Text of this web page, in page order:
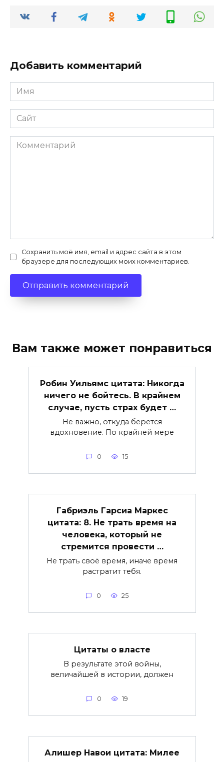
Добавить комментарий
Имя
*
Сайт
Комментарий
Сохранить моё имя, email и адрес сайта в этом
браузере для последующих моих комментариев.
Вам также может понравиться
Робин Уильямс цитата: Никогда
ничего не бойтесь. В крайнем
случае, пусть страх будет …
Не важно, откуда берется
вдохновение. По крайней мере
0 15
Габриэль Гарсиа Маркес
цитата: 8. Не трать время на
человека, который не
стремится провести …
Не трать своё время, иначе время
растратит тебя.
0 25
Цитаты о власте
В результате этой войны,
величайшей в истории, должен
0 19
Алишер Навои цитата: Милее